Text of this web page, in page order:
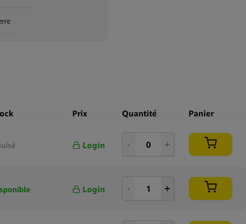
Prix Quantité Panier
Login
Login